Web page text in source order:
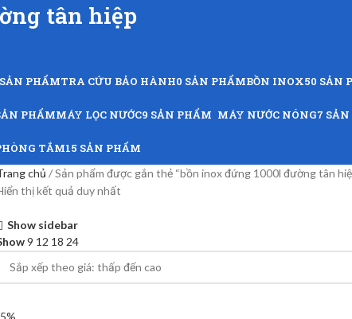
tân hiệp
PHẨMTRA CỨU BẢO HÀNH0 SẢN PHẨMBỒN INOX50 SẢN
PHẨMMÁY LỌC NƯỚC9 SẢN PHẨM MÁY NƯỚC NÓNG7
TẮM15 SẢN PHẨM
chủ
Sản phẩm được gắn thẻ “bồn inox đứng 1000l đường tân
thị kết quả duy nhất
Show sidebar
9 12 18 24